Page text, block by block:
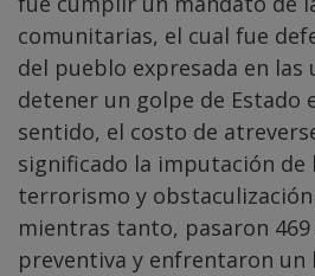
comunitarias, el cual fue
del pueblo expresada en las
detener un golpe de Estado
sentido, el costo de
significado la imputación de
terrorismo y obstaculización
mientras tanto, pasaron
preventiva y enfrentaron